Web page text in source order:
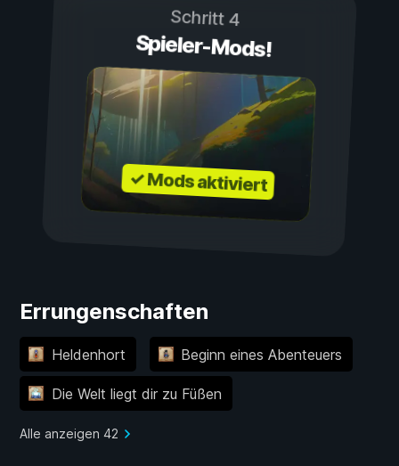
Schritt 4
Spieler-Mods!
✓ Mods aktiviert
Errungenschaften
Heldenhort Beginn eines Abenteuers
Die Welt liegt dir zu Füßen
Alle anzeigen 42